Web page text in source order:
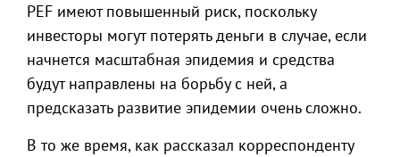
PEF имеют повышенный риск, поскольку
инвесторы могут потерять деньги в случае, если
начнется масштабная эпидемия и средства
будут направлены на борьбу с ней, а
предсказать развитие эпидемии очень сложно.
В то же время, как рассказал корреспонденту